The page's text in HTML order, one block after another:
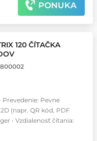
PONUKA
120 ČÍTAČKA
Prevedenie: Pevne
(napr. QR kód, PDF
• Vzdialenosť čítania: